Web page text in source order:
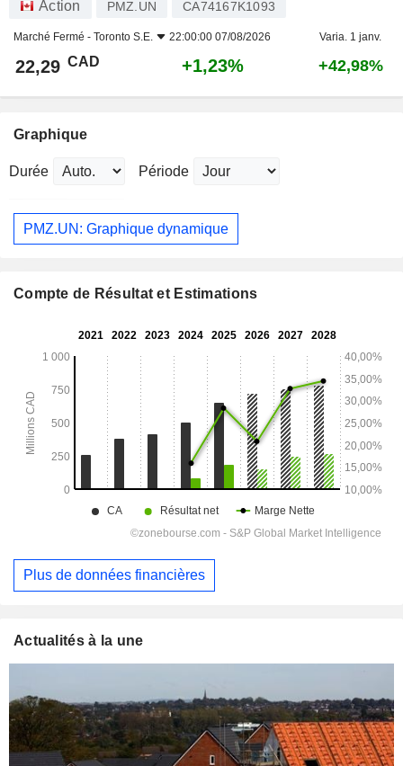
Action PMZ.UN CA74167K1093
Marché Fermé - Toronto S.E. 22:00:00 07/08/2026 Varia. 1 janv.
22,29 CAD +1,23% +42,98%
Graphique
Durée Période
PMZ.UN: Graphique dynamique
Compte de Résultat et Estimations
Plus de données financières
Actualités à la une